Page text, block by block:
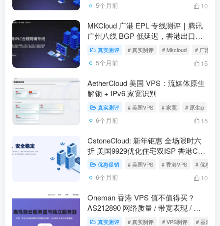
5个月前 10
MKCloud 广港 EPL 专线测评｜腾讯
广州八线 BGP 低延迟，香港出口表
现如何？
真实测评 # 真实测评 # Mkcloud # 广港
5个月前 15
AetherCloud 美国 VPS：流媒体原生
解锁 + IPv6 家宽识别
真实测评 # 美国VPS # 家宽 # 原生ip
6个月前 15
CstoneCloud: 新年钜惠 全场限时六
折 美国9929优化住宅双ISP 香港CN2
VPS 解锁tiktok ChatGPT等
优惠促销 # 美国VPS # 香港VPS # 优惠促
6个月前 10
Oneman 香港 VPS 值不值得买？
AS212890 网络质量 / 带宽表现 / 流
媒体解锁实测
真实测评 # 真实测评 # VPS测评 # 香港